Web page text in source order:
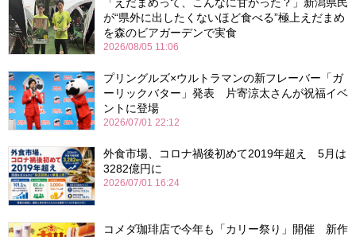
「えだまめって、こんなに甘かった？」新潟県民
が“県外に出したくないほど食べる”極上えだまめ
を森のビアガーデンで実食
2026/08/05 11:06
プリングルズ×ウルトラマンの新フレーバー「ガ
ーリックバター」発表 片寄涼太さんが祝福イベ
ントに登場
2026/07/01 22:12
外食市場、コロナ禍後初めて2019年超え 5月は
3282億円に
2026/07/01 16:24
コメダ珈琲店で今年も「カリー祭り」開催 新作